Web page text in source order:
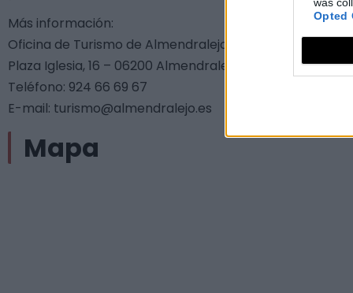
Opted
Más información:
Oficina de Turismo de Almendralejo
Plaza Iglesia, 16 – 06200 Almendralejo (Badajoz)
Teléfono: 924 66 69 67
E-mail: turismo@almendralejo.es
Mapa